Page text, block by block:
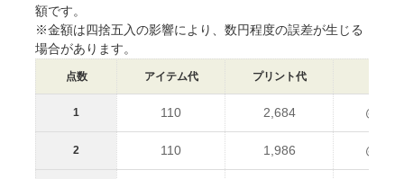
※出荷日前倒しのご相談は原則お受けしていません。
※生産状況や天候、交通事情等で納期が前後することがありま
す。
※ご注文数量が多い場合、納品までお時間を頂く場合がござい
ます。
※本ページ記載の内容は予告なく変更することがあります。
額です。
※金額は四捨五入の影響により、数円程度の誤差が生じる
場合があります。
点数 アイテム代 プリント代
1 110 2,684
2 110 1,986